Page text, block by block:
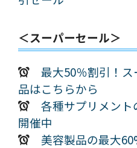
＜スーパーセール＞
最大50％割引！
品はこちらから
各種サプリメン
開催中
美容製品の最大